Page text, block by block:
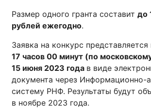
Размер одного гранта составит до
рублей ежегодно.
Заявка на конкурс представляется
17 часов 00 минут (по
15 июня 2023 года в виде
документа через Информационно-
систему РНФ. Результаты будут
в ноябре 2023 года.